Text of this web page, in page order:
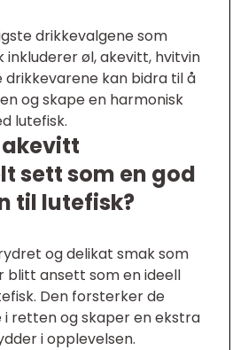
drikkevalgene som
inkluderer øl, akevitt, hvitvin
drikkevarene kan bidra til å
og skape en harmonisk
lutefisk.
sett som en god
til lutefisk?
og delikat smak som
blitt ansett som en ideell
Den forsterker de
i retten og skaper en ekstra
i opplevelsen.